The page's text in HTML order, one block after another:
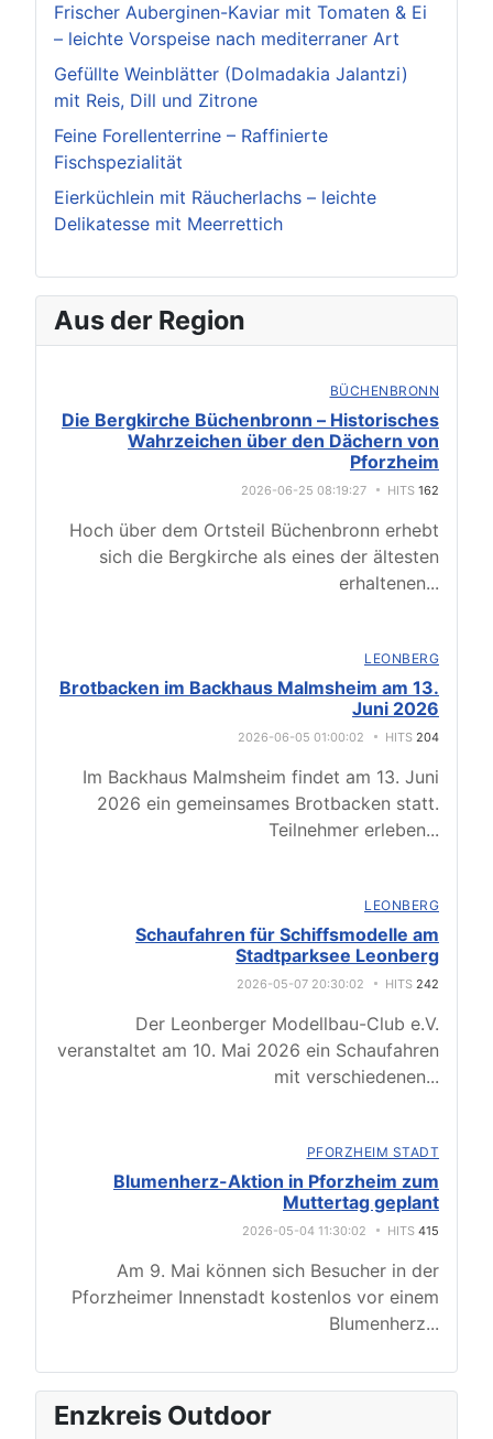
Frischer Auberginen-Kaviar mit Tomaten & Ei
– leichte Vorspeise nach mediterraner Art
Gefüllte Weinblätter (Dolmadakia Jalantzi)
mit Reis, Dill und Zitrone
Feine Forellenterrine – Raffinierte
Fischspezialität
Eierküchlein mit Räucherlachs – leichte
Delikatesse mit Meerrettich
Aus der Region
BÜCHENBRONN
Die Bergkirche Büchenbronn – Historisches
Wahrzeichen über den Dächern von
Pforzheim
2026-06-25 08:19:27 HITS 162
Hoch über dem Ortsteil Büchenbronn erhebt
sich die Bergkirche als eines der ältesten
erhaltenen...
LEONBERG
Brotbacken im Backhaus Malmsheim am 13.
Juni 2026
2026-06-05 01:00:02 HITS 204
Im Backhaus Malmsheim findet am 13. Juni
2026 ein gemeinsames Brotbacken statt.
Teilnehmer erleben...
LEONBERG
Schaufahren für Schiffsmodelle am
Stadtparksee Leonberg
2026-05-07 20:30:02 HITS 242
Der Leonberger Modellbau-Club e.V.
veranstaltet am 10. Mai 2026 ein Schaufahren
mit verschiedenen...
PFORZHEIM STADT
Blumenherz-Aktion in Pforzheim zum
Muttertag geplant
2026-05-04 11:30:02 HITS 415
Am 9. Mai können sich Besucher in der
Pforzheimer Innenstadt kostenlos vor einem
Blumenherz...
Enzkreis Outdoor